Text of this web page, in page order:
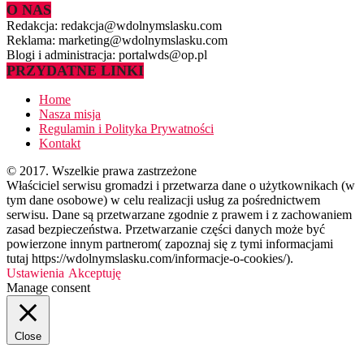
O NAS
Redakcja: redakcja@wdolnymslasku.com
Reklama: marketing@wdolnymslasku.com
Blogi i administracja: portalwds@op.pl
PRZYDATNE LINKI
Home
Nasza misja
Regulamin i Polityka Prywatności
Kontakt
© 2017. Wszelkie prawa zastrzeżone
Właściciel serwisu gromadzi i przetwarza dane o użytkownikach (w
tym dane osobowe) w celu realizacji usług za pośrednictwem
serwisu. Dane są przetwarzane zgodnie z prawem i z zachowaniem
zasad bezpieczeństwa. Przetwarzanie części danych może być
powierzone innym partnerom( zapoznaj się z tymi informacjami
tutaj https://wdolnymslasku.com/informacje-o-cookies/).
Ustawienia Akceptuję
Manage consent
Close